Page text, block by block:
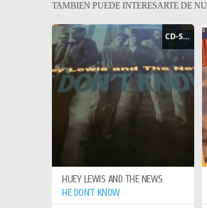
TAMBIEN PUEDE INTERESARTE DE
CD-SINGLE
HUEY LEWIS AND THE NEWS
HE DON`T KNOW